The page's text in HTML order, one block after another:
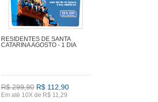
RESIDENTES DE SANTA
CATARINA AGOSTO - 1 DIA
R$ 299,90 R$ 112,90
Em até 10X de R$ 11,29